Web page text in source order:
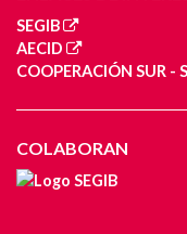
SEGIB
AECID
COOPERACIÓN SUR -
COLABORAN